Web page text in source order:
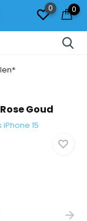
0 0
Goud
15